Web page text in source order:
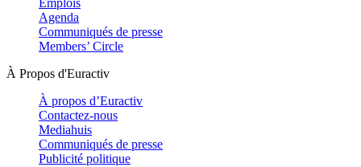
Emplois
Agenda
Communiqués de presse
Members’ Circle
À Propos d'Euractiv
À propos d’Euractiv
Contactez-nous
Mediahuis
Communiqués de presse
Publicité politique